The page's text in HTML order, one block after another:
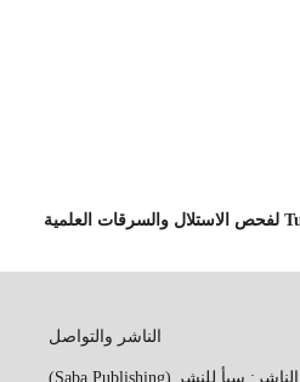
الناشر والتواصل
الناشر: سبأ للنشر (Saba Publishing)